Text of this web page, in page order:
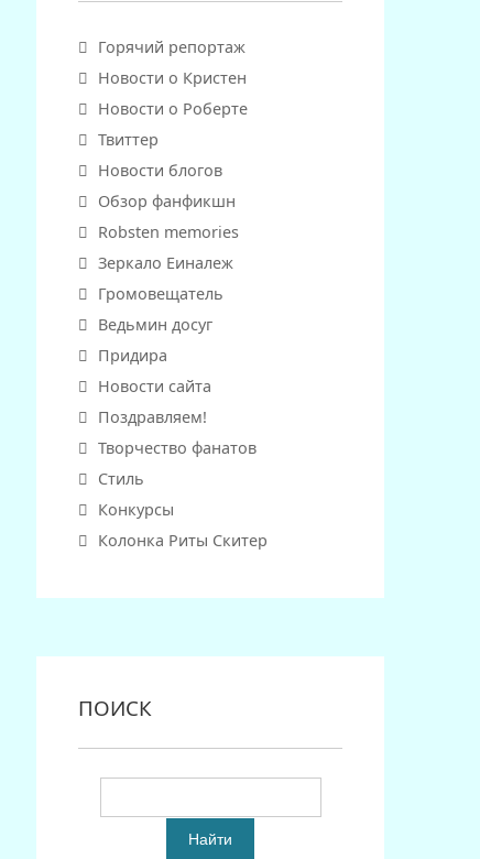
Горячий репортаж
Новости о Кристен
Новости о Роберте
Твиттер
Новости блогов
Обзор фанфикшн
Robsten memories
Зеркало Еиналеж
Громовещатель
Ведьмин досуг
Придира
Новости сайта
Поздравляем!
Творчество фанатов
Стиль
Конкурсы
Колонка Риты Скитер
ПОИСК